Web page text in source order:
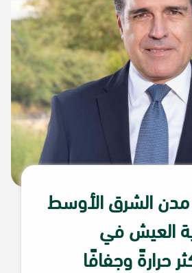
الشرق الأوسط
العيش في
حرارةً وجفافًا